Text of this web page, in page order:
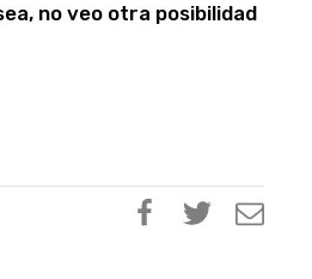
no veo otra posibilidad